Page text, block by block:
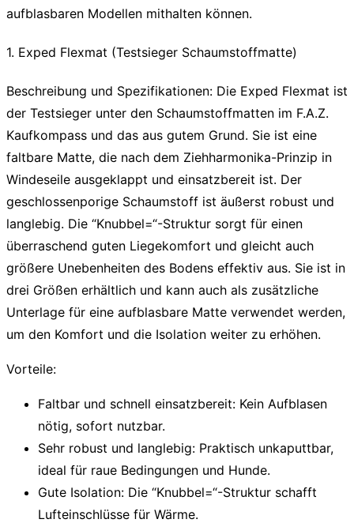
aufblasbaren Modellen mithalten können.
1. Exped Flexmat (Testsieger Schaumstoffmatte)
Beschreibung und Spezifikationen: Die Exped Flexmat ist
der Testsieger unter den Schaumstoffmatten im F.A.Z.
Kaufkompass und das aus gutem Grund. Sie ist eine
faltbare Matte, die nach dem Ziehharmonika-Prinzip in
Windeseile ausgeklappt und einsatzbereit ist. Der
geschlossenporige Schaumstoff ist äußerst robust und
langlebig. Die “Knubbel=“-Struktur sorgt für einen
überraschend guten Liegekomfort und gleicht auch
größere Unebenheiten des Bodens effektiv aus. Sie ist in
drei Größen erhältlich und kann auch als zusätzliche
Unterlage für eine aufblasbare Matte verwendet werden,
um den Komfort und die Isolation weiter zu erhöhen.
Vorteile:
Faltbar und schnell einsatzbereit: Kein Aufblasen
nötig, sofort nutzbar.
Sehr robust und langlebig: Praktisch unkaputtbar,
ideal für raue Bedingungen und Hunde.
Gute Isolation: Die “Knubbel=“-Struktur schafft
Lufteinschlüsse für Wärme.